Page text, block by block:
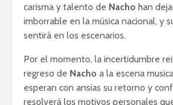
carisma y talento de Nacho han
imborrable en la música nacional, y
sentirá en los escenarios.
Por el momento, la incertidumbre
regreso de Nacho a la escena
esperan con ansias su retorno y
resolverá los motivos personales